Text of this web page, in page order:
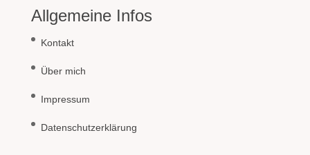
Allgemeine Infos
Kontakt
Über mich
Impressum
Datenschutzerklärung